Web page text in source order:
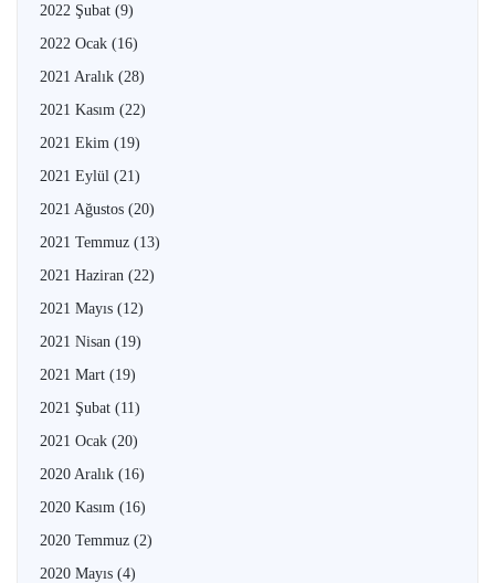
2022 Şubat (9)
2022 Ocak (16)
2021 Aralık (28)
2021 Kasım (22)
2021 Ekim (19)
2021 Eylül (21)
2021 Ağustos (20)
2021 Temmuz (13)
2021 Haziran (22)
2021 Mayıs (12)
2021 Nisan (19)
2021 Mart (19)
2021 Şubat (11)
2021 Ocak (20)
2020 Aralık (16)
2020 Kasım (16)
2020 Temmuz (2)
2020 Mayıs (4)